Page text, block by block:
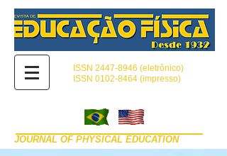
ISSN 2447-8946 (eletrônico)
ISSN 0102-8464 (impresso)
JOURNAL OF PHYSICAL EDUCATION